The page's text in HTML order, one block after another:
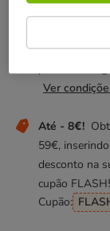
Não perca
-40% na 2ª
Ver
Até - 8€!
59€,
desconto na
cupão
Cupão: